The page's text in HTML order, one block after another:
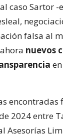
caso Sartor -
falsa al
nuevos
2024 entre
Asesorías